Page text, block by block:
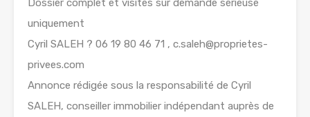
Dossier complet et visites sur demande sérieuse
uniquement
Cyril SALEH ? 06 19 80 46 71 , c.saleh@proprietes-
privees.com
Annonce rédigée sous la responsabilité de Cyril
SALEH, conseiller immobilier indépendant auprès de